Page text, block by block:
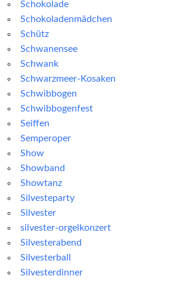
Schokolade
Schokoladenmädchen
Schütz
Schwanensee
Schwank
Schwarzmeer-Kosaken
Schwibbogen
Schwibbogenfest
Seiffen
Semperoper
Show
Showband
Showtanz
Silvesteparty
Silvester
silvester-orgelkonzert
Silvesterabend
Silvesterball
Silvesterdinner